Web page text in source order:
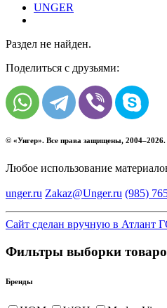
UNGER
Раздел не найден.
Поделиться с друзьями:
© «Унгер». Все права защищены, 2004–2026.
Любое использование
unger.ru Zakaz@Unger.ru (985)
Сайт сделан вручную в Атлант
Фильтры выборки
Бренды